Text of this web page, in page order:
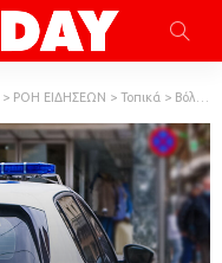
> ΡΟΗ ΕΙΔΗΣΕΩΝ > Τοπικά > Βόλος